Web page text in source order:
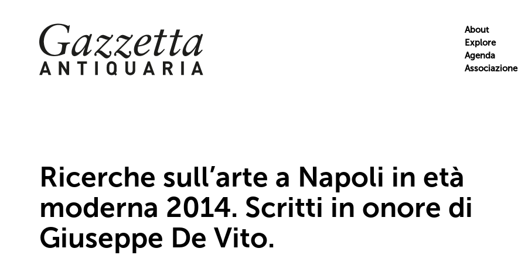
Skip
to
content
About
Explore
Agenda
Associazione
Ricerche sull’arte a Napoli in età
moderna 2014. Scritti in onore di
Giuseppe De Vito.